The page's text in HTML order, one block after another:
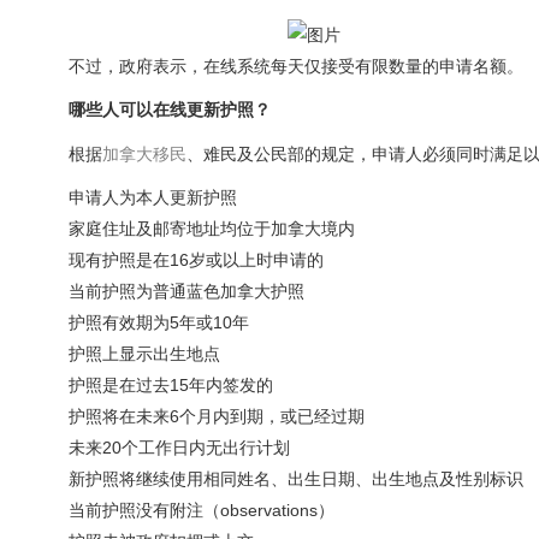
不过，政府表示，在线系统每天仅接受有限数量的申请名额。
哪些人可以在线更新护照？
根据加拿大移民 、难民及公民部的规定，申请人必须同时满足
申请人为本人更新护照
家庭住址及邮寄地址均位于加拿大境内
现有护照是在16岁或以上时申请的
当前护照为普通蓝色加拿大护照
护照有效期为5年或10年
护照上显示出生地点
护照是在过去15年内签发的
护照将在未来6个月内到期，或已经过期
未来20个工作日内无出行计划
新护照将继续使用相同姓名、出生日期、出生地点及性别标识
当前护照没有附注（observations）